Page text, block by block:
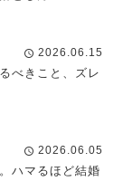
べきこと、ズレ
schedule 2026.06.15
ハマるほど結婚
schedule 2026.06.05